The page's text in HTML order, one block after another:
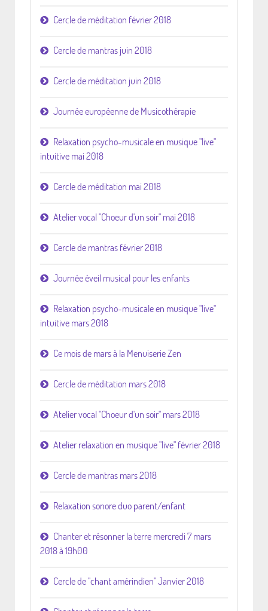
Cercle de méditation février 2018
Cercle de mantras juin 2018
Cercle de méditation juin 2018
Journée européenne de Musicothérapie
Relaxation psycho-musicale en musique "live"
intuitive mai 2018
Cercle de méditation mai 2018
Atelier vocal "Choeur d'un soir" mai 2018
Cercle de mantras février 2018
Journée éveil musical pour les enfants
Relaxation psycho-musicale en musique "live"
intuitive mars 2018
Ce mois de mars à la Menuiserie Zen
Cercle de méditation mars 2018
Atelier vocal "Choeur d'un soir" mars 2018
Atelier relaxation en musique "live" février 2018
Cercle de mantras mars 2018
Relaxation sonore duo parent/enfant
Chanter et résonner la terre mercredi 7 mars
2018 à 19h00
Cercle de "chant amérindien" Janvier 2018